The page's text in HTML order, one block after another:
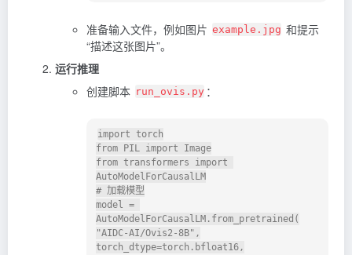
准备输入文件，例如图片 example.jpg 和提示
“描述这张图片”。
运行推理
创建脚本 run_ovis.py ：
import torch
from PIL import Image
from transformers import
AutoModelForCausalLM
# 加载模型
model =
AutoModelForCausalLM.from_pretrained(
"AIDC-AI/Ovis2-8B",
torch_dtype=torch.bfloat16,